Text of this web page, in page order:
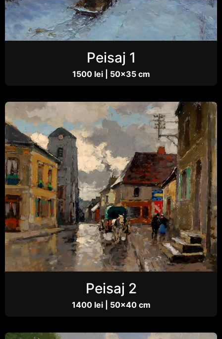
Peisaj 1
1500 lei | 50×35 cm
Peisaj 2
1400 lei | 50×40 cm